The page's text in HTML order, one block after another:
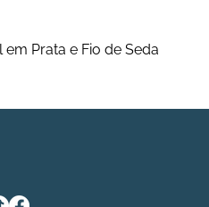
Prata e Fio de Seda